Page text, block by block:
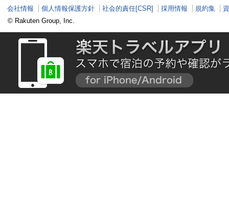
会社情報 個人情報保護方針 社会的責任[CSR] 採用情報 規約集
© Rakuten Group, Inc.